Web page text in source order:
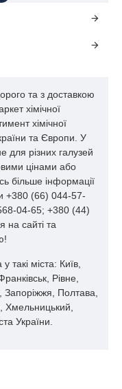
та з доставкою
хімічної
хімічної
та Європи. У
для різних галузей
цінами або
більше інформації
+380 (66) 044-57-
04-65; +380 (44)
на сайті та
міста: Київ,
Рівне,
Запоріжжя, Полтава,
Хмельницький,
України.